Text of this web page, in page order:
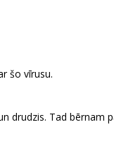
šo vīrusu.
drudzis. Tad